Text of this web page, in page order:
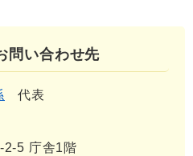
問い合わせ先
代表
2-5 庁舎1階